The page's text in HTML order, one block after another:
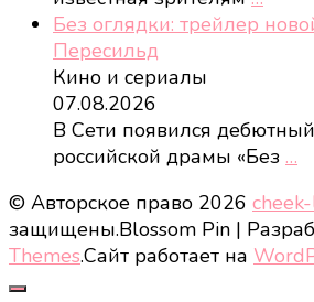
Без оглядки: трейлер
Пересильд
Кино и сериалы
07.08.2026
В Сети появился
российской драмы «Без …
© Авторское право 2026
защищены.Blossom Pin |
Themes.Сайт работает на